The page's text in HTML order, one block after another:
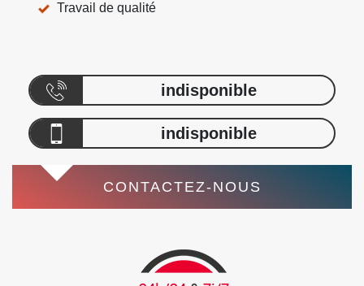
Travail de qualité
indisponible
indisponible
CONTACTEZ-NOUS